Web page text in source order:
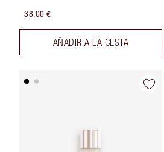
38,00 €
AÑADIR A LA CESTA